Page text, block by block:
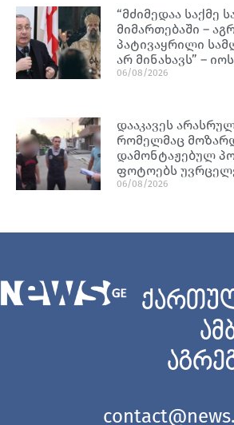
“მძიმედაა საქმე
მიმართებაში –
პატივაყრილი
არ მინახავს” –
06/08/2026
დააკავეს
რომელმაც
დამონტაჟებულ
ფოტოებს
06/08/2026